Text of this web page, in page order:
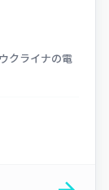
クライナの電